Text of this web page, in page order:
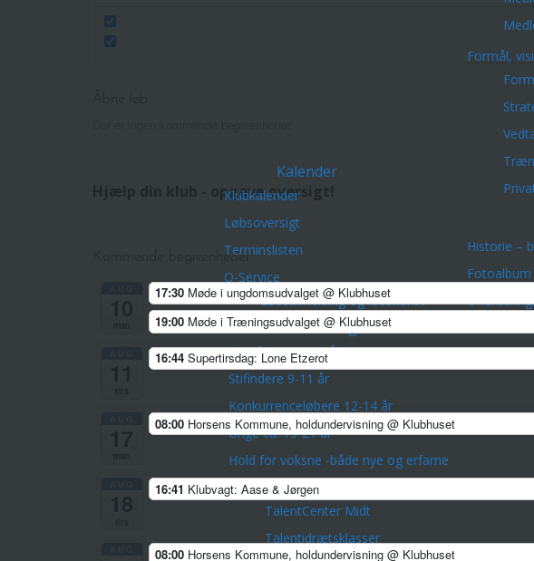
Kalender
Klubkalender
Løbsoversigt
Terminslisten
O-Service
Løbstilmelding og løbskonto
Formål,
Historie –
Børn & Unge
Skovfræsere 5-8 årige
Stifindere 9-11 år
Konkurrenceløbere 12-14 år
Unge ca. 15-21 år
Hold for voksne -både nye og erfarne
Talentudviking
TalentCenter Midt
Talentidrætsklasser
Hjælp din klub - opgave oversigt!
Kommende begivenheder
17:30 Møde i ungdomsudvalget @ Klubhuset
19:00 Møde i Træningsudvalget @ Klubhuset
16:44 Supertirsdag: Lone Etzerot
08:00 Horsens Kommune, holdundervisning @ Klubhuset
16:41 Klubvagt: Aase & Jørgen
08:00 Horsens Kommune, holdundervisning @ Klubhuset